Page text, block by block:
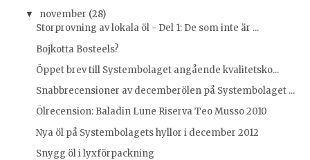
▼ november (28)
Storprovning av lokala öl - Del 1: De som inte är ...
Bojkotta Bosteels?
Öppet brev till Systembolaget angående kvalitetsko...
Snabbrecensioner av decemberölen på Systembolaget ...
Ölrecension: Baladin Lune Riserva Teo Musso 2010
Nya öl på Systembolagets hyllor i december 2012
Snygg öl i lyxförpackning